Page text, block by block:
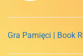
Gra Pamięci | Book